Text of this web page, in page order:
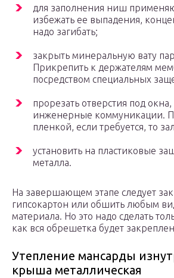
для заполнения ниш
избежать ее выпадения,
надо загибать;
закрыть минеральную вату
Прикрепить к держателям
посредством специальных
прорезать отверстия под
инженерные коммуникации.
пленкой, если требуется, то
установить на пластиковые
металла.
На завершающем этапе следует
гипсокартон или обшить любым
материала. Но это надо сделать
как вся обрешетка будет
Утепление мансарды
крыша металлическая